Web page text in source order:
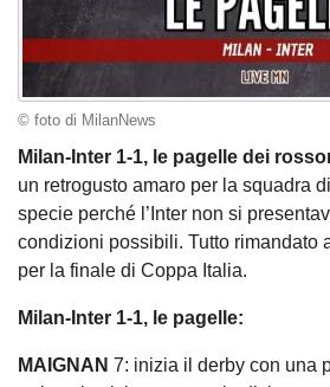
© foto di MilanNews
Milan-Inter 1-1, le pagelle dei
un retrogusto amaro per la squadra
specie perché l’Inter non si
condizioni possibili. Tutto rimandato
per la finale di Coppa Italia.
Milan-Inter 1-1, le pagelle:
MAIGNAN 7: inizia il derby con una